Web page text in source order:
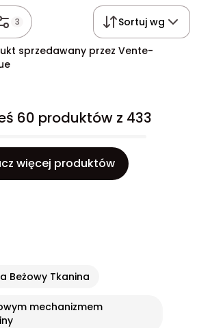
3 Sortuj wg
sprzedawany przez Vente-
60 produktów z 433
więcej produktów
Beżowy Tkanina
mechanizmem